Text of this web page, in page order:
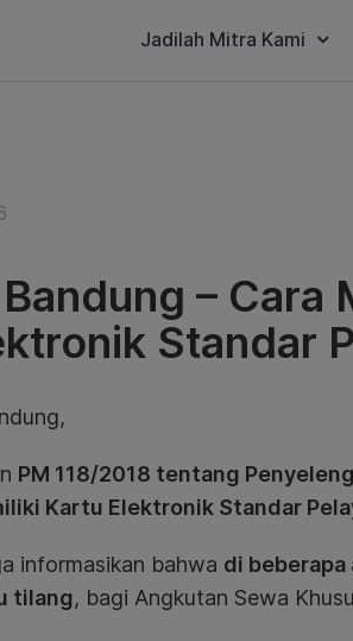
Jadilah Mitra Kami
– Cara
Standar
PM 118/2018 tentang
Kartu Elektronik Standar
informasikan bahwa di beberapa
tilang, bagi Angkutan Sewa